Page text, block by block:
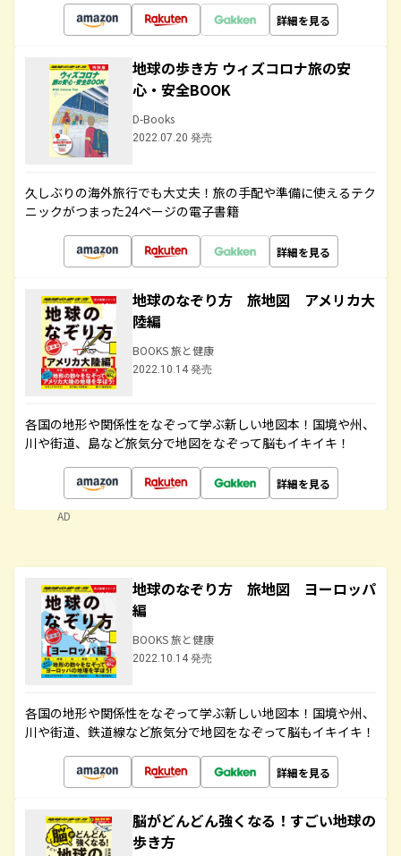
詳細を見る
地球の歩き方 ウィズコロナ旅の安
心・安全BOOK
D-Books
2022.07.20 発売
久しぶりの海外旅行でも大丈夫！旅の手配や準備に使えるテク
ニックがつまった24ページの電子書籍
詳細を見る
地球のなぞり方 旅地図 アメリカ大
陸編
BOOKS 旅と健康
2022.10.14 発売
各国の地形や関係性をなぞって学ぶ新しい地図本！国境や州、
川や街道、島など旅気分で地図をなぞって脳もイキイキ！
詳細を見る
AD
地球のなぞり方 旅地図 ヨーロッパ
編
BOOKS 旅と健康
2022.10.14 発売
各国の地形や関係性をなぞって学ぶ新しい地図本！国境や州、
川や街道、鉄道線など旅気分で地図をなぞって脳もイキイキ！
詳細を見る
脳がどんどん強くなる！すごい地球の
歩き方